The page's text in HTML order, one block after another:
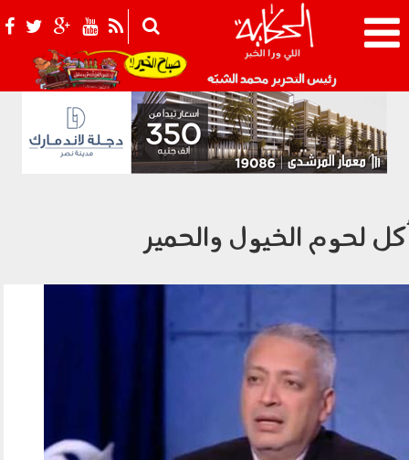
رئيس التحرير محمد الشبّه 021_2.png
لحوم الخيول والحمير